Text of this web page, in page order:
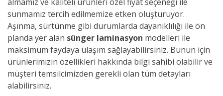
sunmamız tercih edilmemize etken oluşturuyor.
Aşınma, sürtünme gibi durumlarda dayanıklılığı ile ön
planda yer alan sünger laminasyon modelleri ile
maksimum faydaya ulaşım sağlayabilirsiniz. Bunun için
ürünlerimizin özellikleri hakkında bilgi sahibi olabilir ve
müşteri temsilcimizden gerekli olan tüm detayları
alabilirsiniz.